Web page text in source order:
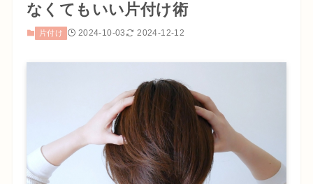
なくてもいい片付け術
片付け 2024-10-03 2024-12-12